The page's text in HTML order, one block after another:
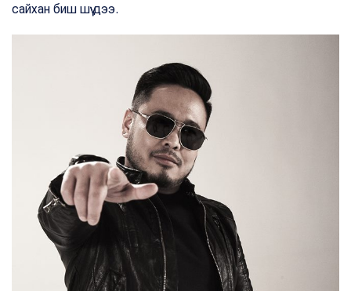
сайхан биш шүү дээ.